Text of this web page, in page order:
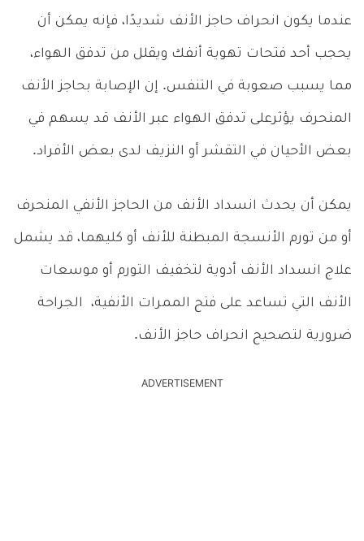
عندما يكون انحراف حاجز الأنف شديدًا، فإنه يمكن أن
يحجب أحد فتحات تهوية أنفك ويقلل من تدفق الهواء،
مما يسبب صعوبة في التنفس. إن الإصابة بحاجز الأنف
المنحرف يؤثرعلى تدفق الهواء عبر الأنف قد يسهم في
بعض الأحيان في التقشر أو النزيف لدى بعض الأفراد.
يمكن أن يحدث انسداد الأنف من الحاجز الأنفي المنحرف
أو من تورم الأنسجة المبطنة للأنف أو كليهما، قد يشمل
علاج انسداد الأنف أدوية لتخفيف التورم أو موسعات
الأنف التي تساعد على فتح الممرات الأنفية، الجراحة
ضرورية لتصحيح انحراف حاجز الأنف.
ADVERTISEMENT